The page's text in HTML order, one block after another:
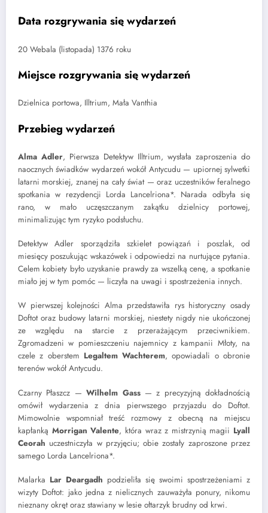
Data rozgrywania się wydarzeń
20 Webala (listopada) 1376 roku
Miejsce rozgrywania się wydarzeń
Dzielnica portowa, Illtrium, Mała Vanthia
Przebieg wydarzeń
Alma Adler, Pierwsza Detektyw Illtrium, wysłała zaproszenia do
naocznych świadków wydarzeń wokół Antycudu — upiornej sylwetki
latarni morskiej, znanej na cały świat — oraz uczestników feralnego
spotkania w rezydencji Lorda Lancelriona*. Narada odbyła się
rano, w mało uczęszczanym zakątku dzielnicy portowej,
minimalizując tym ryzyko podsłuchu.
Detektyw Adler sporządziła szkielet powiązań i poszlak, od
miesięcy poszukując wskazówek i odpowiedzi na nurtujące pytania.
Celem kobiety było uzyskanie prawdy za wszelką cenę, a spotkanie
miało jej w tym pomóc — liczyła na uwagi i spostrzeżenia innych.
W pierwszej kolejności Alma przedstawiła rys historyczny osady
Doftot oraz budowy latarni morskiej, niestety nigdy nie ukończonej
ze względu na starcie z przerażającym przeciwnikiem.
Zgromadzeni w pomieszczeniu najemnicy z kampanii Młoty, na
czele z oberstem Legaltem Wachterem, opowiadali o obronie
terenów wokół Antycudu.
Czarny Płaszcz —Wilhelm Gass— z precyzyjną dokładnością
omówił wydarzenia z dnia pierwszego przyjazdu do Doftot.
Mimowolnie wspomniał treść rozmowy z obecną na miejscu
kapłanką Morrigan Valente, która wraz z mistrzynią magii Lyall
Ceorah uczestniczyła w przyjęciu; obie zostały zaproszone przez
samego Lorda Lancelriona*.
Malarka Lar Deargadh podzieliła się swoimi spostrzeżeniami z
wizyty Doftot: jako jedna z nielicznych zauważyła ponury, nikomu
nieznany okręt oraz stawiany w lesie ołtarzyk brudny od krwi.